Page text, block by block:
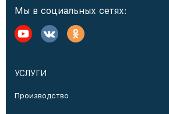
Мы в социальных сетях:
УСЛУГИ
Производство